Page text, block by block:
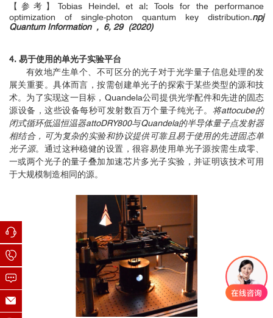
【参考】Tobias Heindel, et al; Tools for the performance
optimization of single-photon quantum key distribution.npj
Quantum Information , 6, 29 (2020)
4. 易于使用的单光子实验平台
有效地产生单个、不可区分的光子对于光学量子信息处理的发
展关重要。具体而言，按需创建单光子的探索于某些类型的源和技
术。为了实现这一目标，Quandela公司提供光学配件和先进的固态
源设备，这些设备每秒可发射数百万个量子纯光子。 将attocube的
闭式循环低温恒温器attoDRY800与Quandela的半导体量子点发射器
相结合，可为复杂的实验和协议提供可靠且易于使用的先进固态单
光子源。通过这种稳健的设置，很容易使用单光子源按需生成零、
一或两个光子的量子叠加加速芯片多光子实验，并证明该技术可用
于大规模制造相同的源。